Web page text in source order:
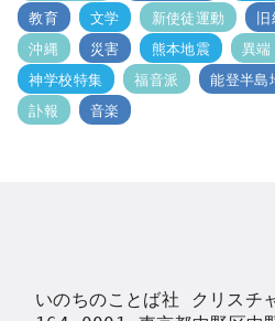
教育
文学 新使徒運動
沖縄
災害 熊本地震 異端
神学校特集
福音派 能登半島
訃報
音楽
いのちのことば社 クリスチ